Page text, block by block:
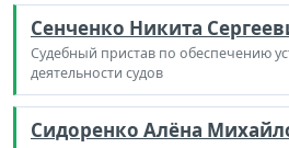
Сенченко Никита
Судебный пристав по обеспечению
деятельности судов
Сидоренко Алёна